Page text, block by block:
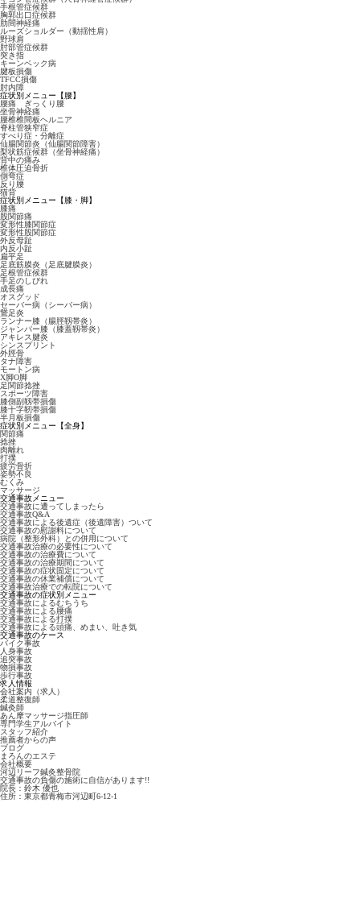
手根管症候群
胸郭出口症候群
肋間神経痛
ルーズショルダー（動揺性肩）
野球肩
肘部管症候群
突き指
キーンベック病
腱板損傷
TFCC損傷
肘内障
症状別メニュー【腰】
腰痛 ぎっくり腰
坐骨神経痛
腰椎椎間板ヘルニア
脊柱管狭窄症
すべり症・分離症
仙腸関節炎（仙腸関節障害）
梨状筋症候群（坐骨神経痛）
背中の痛み
椎体圧迫骨折
側弯症
反り腰
猫背
症状別メニュー【膝・脚】
膝痛
股関節痛
変形性膝関節症
変形性股関節症
外反母趾
内反小趾
扁平足
足底筋膜炎（足底腱膜炎）
足根管症候群
手足のしびれ
成長痛
オスグッド
セーバー病（シーバー病）
鵞足炎
ランナー膝（腸脛靱帯炎）
ジャンパー膝（膝蓋靱帯炎）
アキレス腱炎
シンスプリント
外脛骨
タナ障害
モートン病
X脚O脚
足関節捻挫
スポーツ障害
膝側副靱帯損傷
膝十字靭帯損傷
半月板損傷
症状別メニュー【全身】
関節痛
捻挫
肉離れ
打撲
疲労骨折
姿勢不良
むくみ
マッサージ
交通事故メニュー
交通事故に遭ってしまったら
交通事故Q&A
交通事故による後遺症（後遺障害）ついて
交通事故の慰謝料について
病院（整形外科）との併用について
交通事故治療の必要性について
交通事故の治療費について
交通事故の治療期間について
交通事故の症状固定について
交通事故の休業補償について
交通事故治療での転院について
交通事故の症状別メニュー
交通事故によるむちうち
交通事故による腰痛
交通事故による打撲
交通事故による頭痛、めまい、吐き気
交通事故のケース
バイク事故
人身事故
追突事故
物損事故
歩行事故
求人情報
会社案内（求人）
柔道整復師
鍼灸師
あん摩マッサージ指圧師
専門学生アルバイト
スタッフ紹介
推薦者からの声
ブログ
まろんのエステ
会社概要
河辺リーフ鍼灸整骨院
交通事故の負傷の施術に自信があります!!
院長：鈴木 優也
住所：東京都青梅市河辺町6-12-1